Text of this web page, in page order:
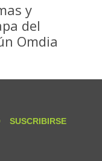
y
del
Omdia
SUSCRIBIRSE